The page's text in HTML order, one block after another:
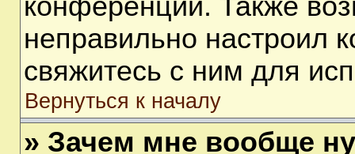
конференции. Также
неправильно настроил
свяжитесь с ним для
Вернуться к началу
» Зачем мне вообще